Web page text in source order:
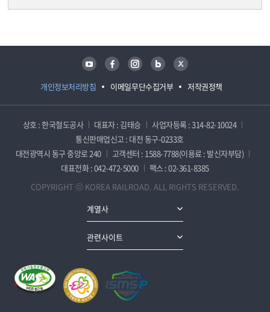
개인정보처리방침 이메일무단수집거부 저작권정책
유튜브 페이스북 인스타그램 블로그 트위터
상호 : 한국철도공사 대표자 : 김태승
사업자등록 : 314-82-10024
통신판매업신고 : 대전 동구-0233호
대전광역시 동구 중앙로 240
고객센터 : 1588-7788(이용료 : 발신자부담)
대표전화 : 042-472-5000
팩스 : 02-361-8385
COPYRIGHT ⓒ KOREA RAILROAD. ALL RIGHTS RESERVED.
계열사
관련사이트